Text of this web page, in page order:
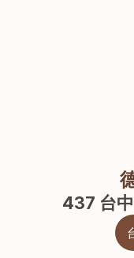
437 台